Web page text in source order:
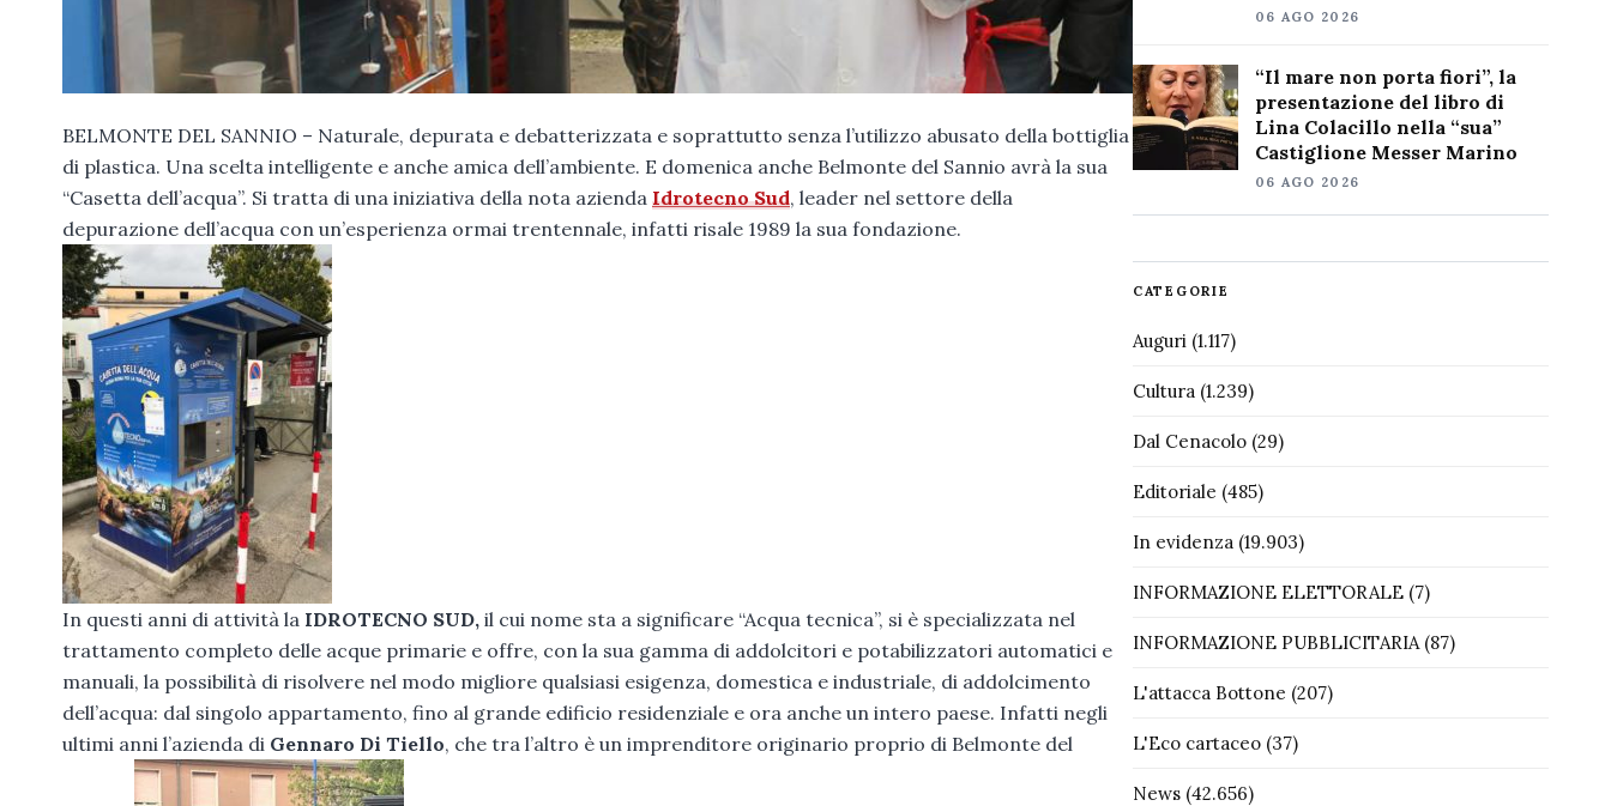
BELMONTE DEL SANNIO – Naturale, depurata e debatterizzata e soprattutto senza l’utilizzo abusato della bottiglia
di plastica. Una scelta intelligente e anche amica dell’ambiente. E domenica anche Belmonte del Sannio avrà la sua
“Casetta dell’acqua”. Si tratta di una iniziativa della nota azienda Idrotecno Sud, leader nel settore della
depurazione dell’acqua con un’esperienza ormai trentennale, infatti risale 1989 la sua fondazione.
In questi anni di attività la IDROTECNO SUD, il cui nome sta a significare “Acqua tecnica”, si è specializzata nel
trattamento completo delle acque primarie e offre, con la sua gamma di addolcitori e potabilizzatori automatici e
manuali, la possibilità di risolvere nel modo migliore qualsiasi esigenza, domestica e industriale, di addolcimento
dell’acqua: dal singolo appartamento, fino al grande edificio residenziale e ora anche un intero paese. Infatti negli
ultimi anni l’azienda di Gennaro Di Tiello, che tra l’altro è un imprenditore originario proprio di Belmonte del
06 AGO 2026
“Il mare non porta fiori”, la
presentazione del libro di
Lina Colacillo nella “sua”
Castiglione Messer Marino
06 AGO 2026
CATEGORIE
Auguri(1.117)
Cultura(1.239)
Dal Cenacolo(29)
Editoriale (485)
In evidenza(19.903)
INFORMAZIONE ELETTORALE(7)
INFORMAZIONE PUBBLICITARIA(87)
L'attacca Bottone (207)
L'Eco cartaceo(37)
News(42.656)